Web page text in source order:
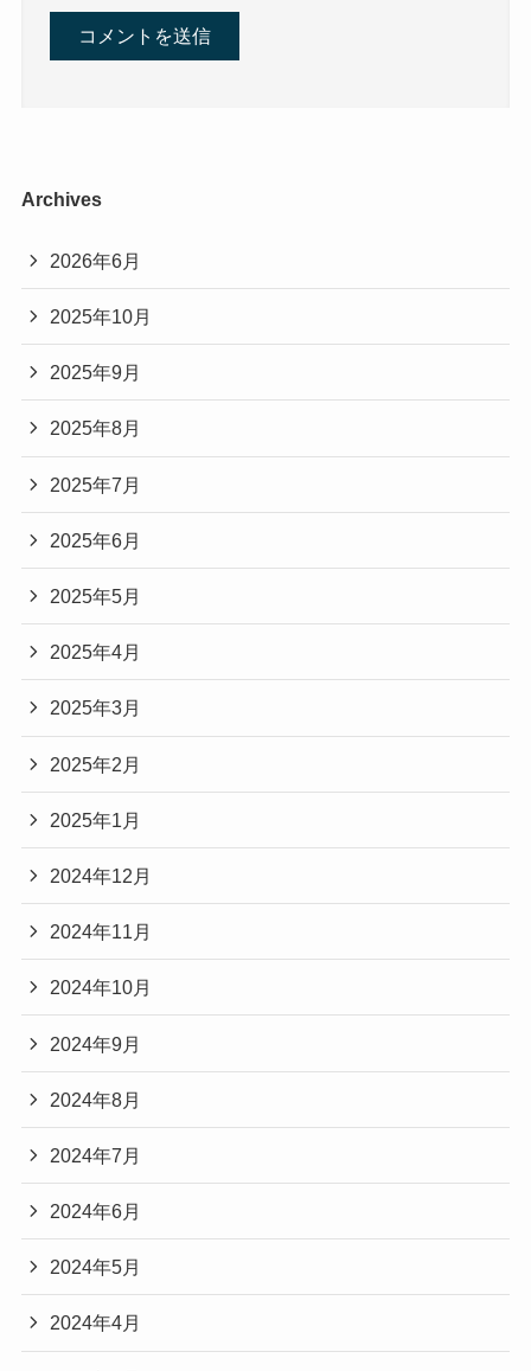
Archives
2026年6月
2025年10月
2025年9月
2025年8月
2025年7月
2025年6月
2025年5月
2025年4月
2025年3月
2025年2月
2025年1月
2024年12月
2024年11月
2024年10月
2024年9月
2024年8月
2024年7月
2024年6月
2024年5月
2024年4月